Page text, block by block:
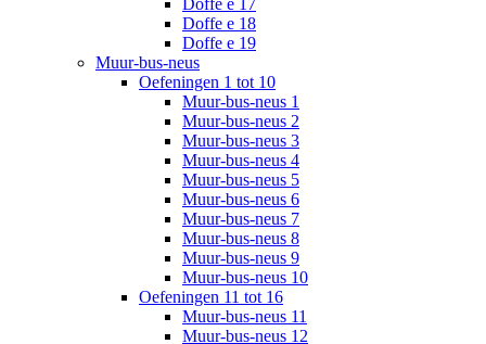
Doffe e 18
Doffe e 19
Muur-bus-neus
Oefeningen 1 tot 10
Muur-bus-neus 1
Muur-bus-neus 2
Muur-bus-neus 3
Muur-bus-neus 4
Muur-bus-neus 5
Muur-bus-neus 6
Muur-bus-neus 7
Muur-bus-neus 8
Muur-bus-neus 9
Muur-bus-neus 10
Oefeningen 11 tot 16
Muur-bus-neus 11
Muur-bus-neus 12